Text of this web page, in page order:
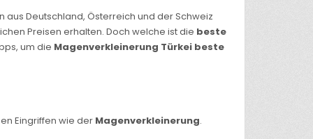
Deutschland, Österreich und der Schweiz
Preisen erhalten. Doch welche ist die beste
um die Magenverkleinerung Türkei beste
Eingriffen wie der Magenverkleinerung.